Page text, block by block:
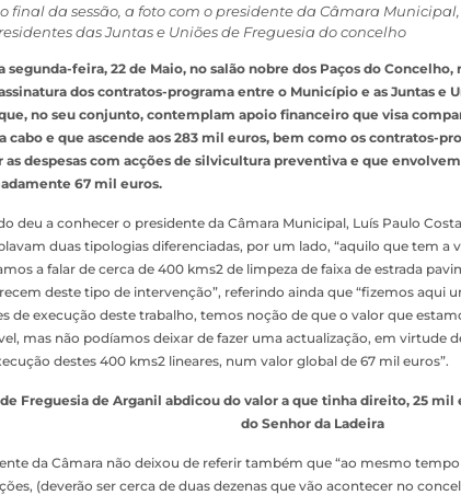
final da sessão, a foto com o presidente da Câmara
das Juntas e Uniões de Freguesia do concelho
segunda-feira, 22 de Maio, no salão nobre dos Paços do Concelho,
dos contratos-programa entre o Município e as Juntas e
no seu conjunto, contemplam apoio financeiro que visa
cabo e que ascende aos 283 mil euros, bem como os contratos-
as despesas com acções de silvicultura preventiva e que
67 mil euros.
deu a conhecer o presidente da Câmara Municipal, Luís Paulo
duas tipologias diferenciadas, por um lado, “aquilo que tem a
a falar de cerca de 400 kms2 de limpeza de faixa de estrada
deste tipo de intervenção”, referindo ainda que “fizemos aqui
de execução deste trabalho, temos noção de que o valor que
mas não podíamos deixar de fazer uma actualização, em virtude
destes 400 kms2 lineares, num valor global de 67 mil euros”.
Freguesia de Arganil abdicou do valor a que tinha direito, 25 mil
do Senhor da Ladeira
da Câmara não deixou de referir também que “ao mesmo
(deverão ser cerca de duas dezenas que vão acontecer no